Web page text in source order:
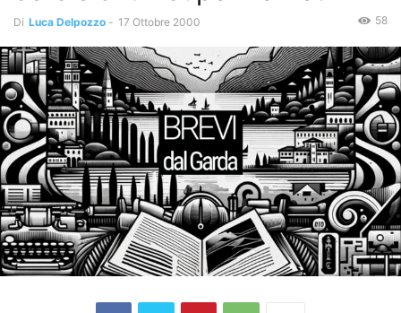
Di Luca Delpozzo - 17 Ottobre 2000 58